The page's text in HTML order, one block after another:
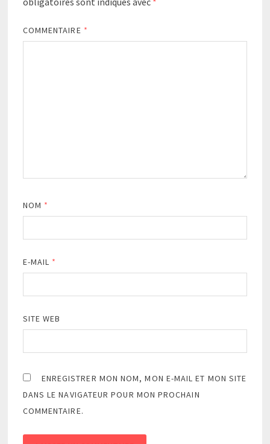
COMMENTAIRE *
NOM *
E-MAIL *
SITE WEB
ENREGISTRER MON NOM, MON E-MAIL ET MON SITE
DANS LE NAVIGATEUR POUR MON PROCHAIN
COMMENTAIRE.